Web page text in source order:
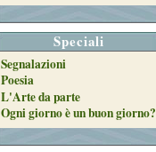
Speciali
Segnalazioni
Poesia
L'Arte da parte
Ogni giorno è un buon giorno?